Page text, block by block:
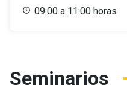
09:00 a 11:00 horas
Seminarios